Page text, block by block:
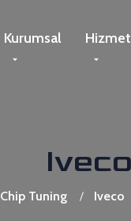
Kurumsal
Iveco
Chip Tuning Iveco